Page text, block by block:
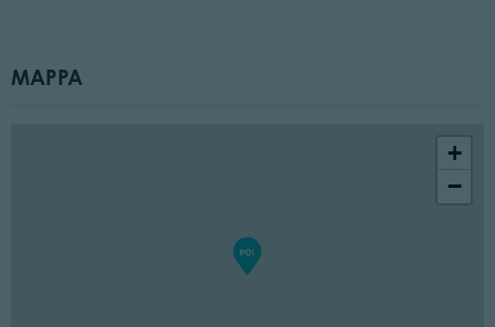
MAPPA
+
−